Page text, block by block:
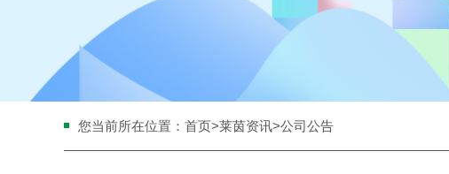
您当前所在位置： 首页>莱茵资讯>公司公告